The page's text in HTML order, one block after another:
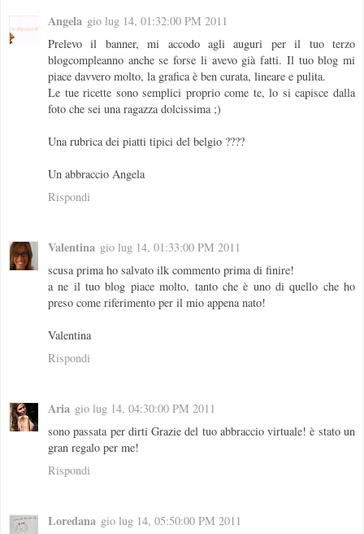
Angela gio lug 14, 01:32:00 PM 2011
Prelevo il banner, mi accodo agli auguri per il tuo terzo
blogcompleanno anche se forse li avevo già fatti. Il tuo blog mi
piace davvero molto, la grafica è ben curata, lineare e pulita.
Le tue ricette sono semplici proprio come te, lo si capisce dalla
foto che sei una ragazza dolcissima ;)
Una rubrica dei piatti tipici del belgio ????
Un abbraccio Angela
Rispondi
Valentina gio lug 14, 01:33:00 PM 2011
scusa prima ho salvato ilk commento prima di finire!
a ne il tuo blog piace molto, tanto che è uno di quello che ho
preso come riferimento per il mio appena nato!
Valentina
Rispondi
Aria gio lug 14, 04:30:00 PM 2011
sono passata per dirti Grazie del tuo abbraccio virtuale! è stato un
gran regalo per me!
Rispondi
Loredana gio lug 14, 05:50:00 PM 2011